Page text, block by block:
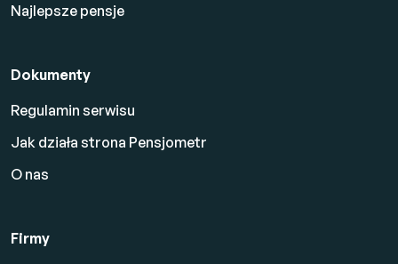
Najlepsze pensje
Dokumenty
Regulamin serwisu
Jak działa strona Pensjometr
O nas
Firmy